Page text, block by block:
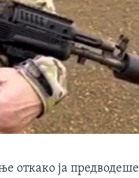
откако ја предводеше